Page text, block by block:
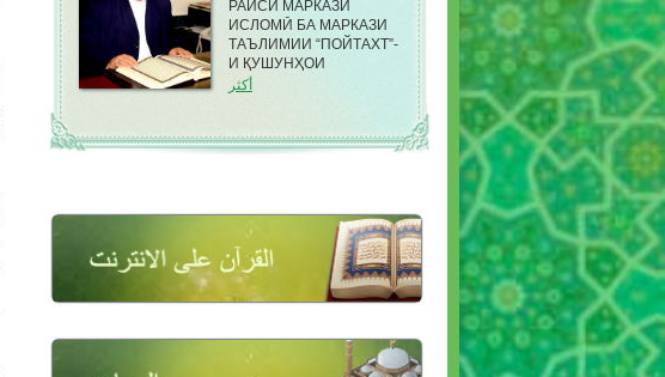
РАИСИ МАРКАЗИ
ИСЛОМӢ БА МАРКАЗИ
ТАЪЛИМИИ “ПОЙТАХТ”-
И ҚУШУНҲОИ
САРҲАДИИ КДАМ ДАР
أكثر